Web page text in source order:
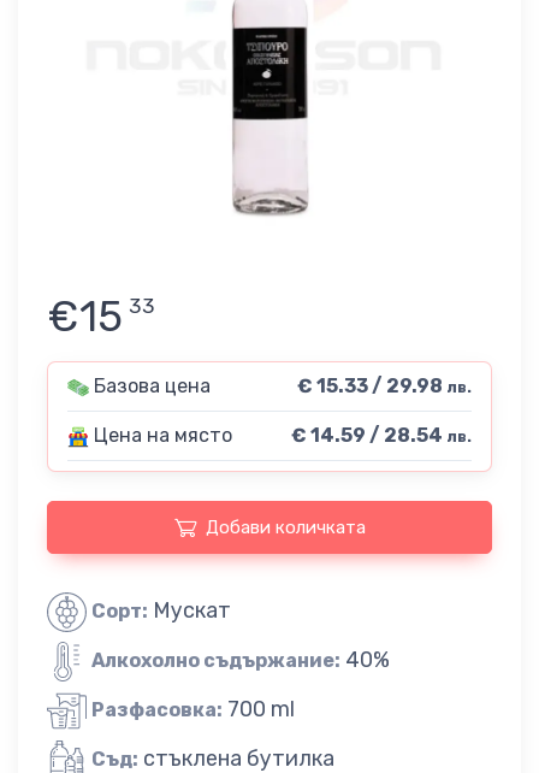
€15 33
Базова цена € 15.33 / 29.98 лв.
Цена на място € 14.59 / 28.54 лв.
Добави количката
Сорт: Мускат
Алкохолно съдържание: 40%
Разфасовка: 700 ml
Съд: стъклена бутилка